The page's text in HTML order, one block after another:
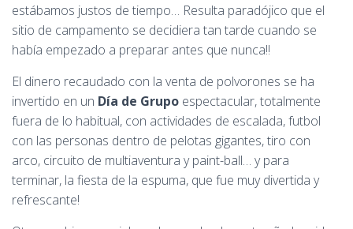
estábamos justos de tiempo… Resulta paradójico que el
sitio de campamento se decidiera tan tarde cuando se
había empezado a preparar antes que nunca!!
El dinero recaudado con la venta de polvorones se ha
invertido en un Día de Grupo espectacular, totalmente
fuera de lo habitual, con actividades de escalada, futbol
con las personas dentro de pelotas gigantes, tiro con
arco, circuito de multiaventura y paint-ball… y para
terminar, la fiesta de la espuma, que fue muy divertida y
refrescante!